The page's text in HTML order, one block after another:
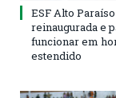
ESF Alto
reinaugurada e
funcionar em
estendido